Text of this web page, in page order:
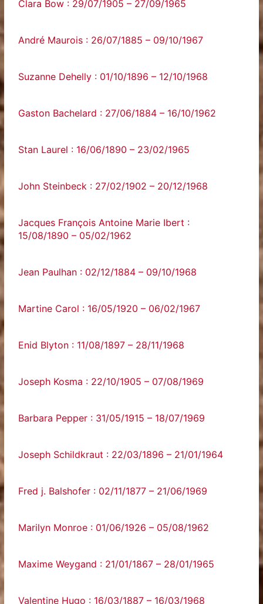
Clara Bow : 29/07/1905 – 27/09/1965
André Maurois : 26/07/1885 – 09/10/1967
Suzanne Dehelly : 01/10/1896 – 12/10/1968
Gaston Bachelard : 27/06/1884 – 16/10/1962
Stan Laurel : 16/06/1890 – 23/02/1965
John Steinbeck : 27/02/1902 – 20/12/1968
Jacques François Antoine Marie Ibert :
15/08/1890 – 05/02/1962
Jean Paulhan : 02/12/1884 – 09/10/1968
Martine Carol : 16/05/1920 – 06/02/1967
Enid Blyton : 11/08/1897 – 28/11/1968
Joseph Kosma : 22/10/1905 – 07/08/1969
Barbara Pepper : 31/05/1915 – 18/07/1969
Joseph Schildkraut : 22/03/1896 – 21/01/1964
Fred j. Balshofer : 02/11/1877 – 21/06/1969
Marilyn Monroe : 01/06/1926 – 05/08/1962
Maxime Weygand : 21/01/1867 – 28/01/1965
Valentine Hugo : 16/03/1887 – 16/03/1968